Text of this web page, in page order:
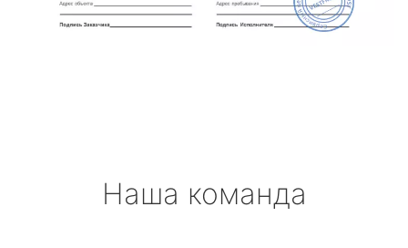
Наша команда